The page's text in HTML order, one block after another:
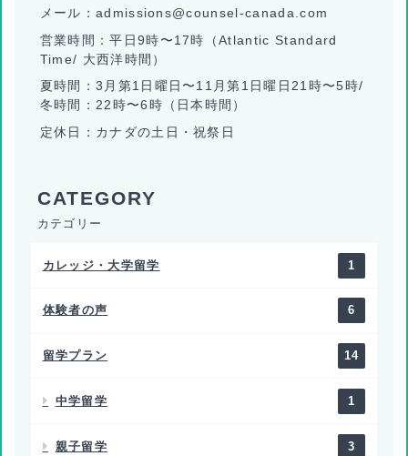
メール：admissions@counsel-canada.com
営業時間：平日9時〜17時（Atlantic Standard
Time/ 大西洋時間）
夏時間：3月第1日曜日〜11月第1日曜日21時〜5時/
冬時間：22時〜6時（日本時間）
定休日：カナダの土日・祝祭日
カテゴリー
カレッジ・大学留学 1
体験者の声 6
留学プラン 14
中学留学 1
親子留学 3